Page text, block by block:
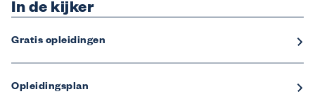
In de kijker
Gratis opleidingen
Opleidingsplan